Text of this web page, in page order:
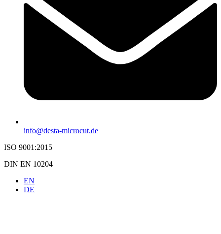
info@desta-microcut.de
ISO 9001:2015
DIN EN 10204
EN
DE